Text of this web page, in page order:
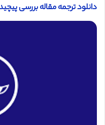
دانلود ترجمه مقاله بررسی